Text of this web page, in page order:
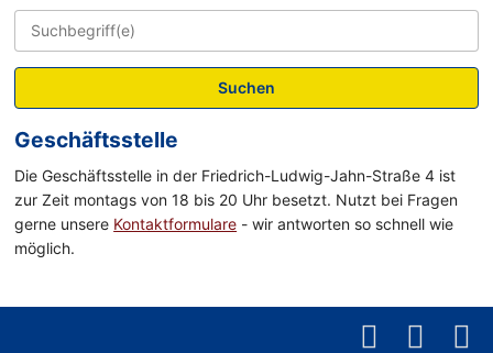
Suchen
Geschäftsstelle
Die Geschäftsstelle in der Friedrich-Ludwig-Jahn-Straße 4 ist
zur Zeit montags von 18 bis 20 Uhr besetzt. Nutzt bei Fragen
gerne unsere Kontaktformulare - wir antworten so schnell wie
möglich.